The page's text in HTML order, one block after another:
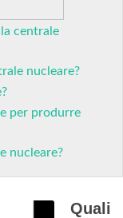
centrale
nucleare?
per produrre
nucleare?
Quali